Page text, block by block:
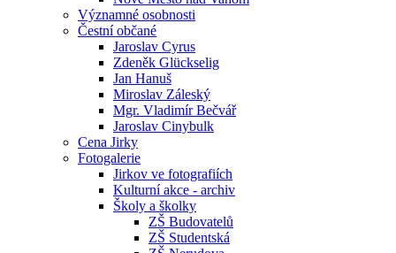
Významné osobnosti
Čestní občané
Jaroslav Cyrus
Zdeněk Glückselig
Jan Hanuš
Miroslav Záleský
Mgr. Vladimír Bečvář
Jaroslav Cinybulk
Cena Jirky
Fotogalerie
Jirkov ve fotografiích
Kulturní akce - archiv
Školy a školky
ZŠ Budovatelů
ZŠ Studentská